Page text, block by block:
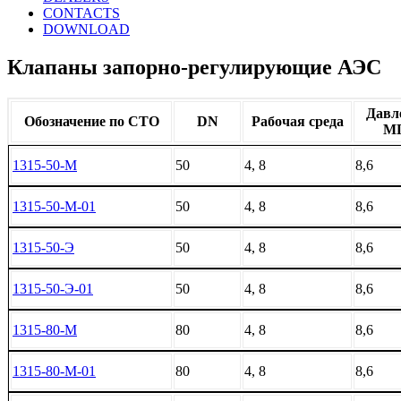
CONTACTS
DOWNLOAD
Клапаны запорно-регулирующие АЭС
Обозначение по СТО DN Рабочая среда
1315-50-М 50 4, 8 8,6
1315-50-М-01 50 4, 8 8,6
1315-50-Э 50 4, 8 8,6
1315-50-Э-01 50 4, 8 8,6
1315-80-М 80 4, 8 8,6
1315-80-М-01 80 4, 8 8,6